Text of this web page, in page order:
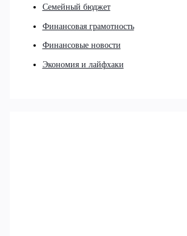
Семейный бюджет
Финансовая грамотность
Финансовые новости
Экономия и лайфхаки